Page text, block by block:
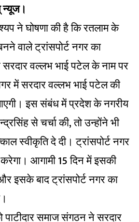
न्यूज।
ने घोषणा की है कि रतलाम के
वाले ट्रांसपोर्ट नगर का
वल्लभ भाई पटेल के नाम पर
में सरदार वल्लभ भाई पटेल की
इस संबंध में प्रदेश के नगरीय
से चर्चा की, तो उन्होंने भी
स्वीकृति दे दी। ट्रांसपोर्ट नगर
आगामी 15 दिन में इसकी
इसके बाद ट्रांसपोर्ट नगर का
पाटीदार समाज संगठन ने सरदार